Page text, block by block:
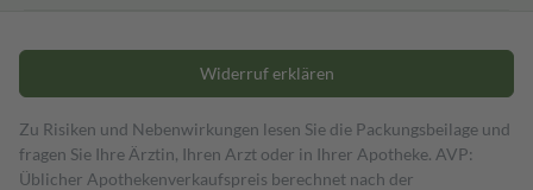
Widerruf erklären
Zu Risiken und Nebenwirkungen lesen Sie die Packungsbeilage und
fragen Sie Ihre Ärztin, Ihren Arzt oder in Ihrer Apotheke. AVP:
Üblicher Apothekenverkaufspreis berechnet nach der